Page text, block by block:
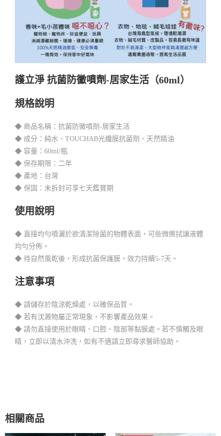
護立淨 抗菌防黴噴劑-居家生活（60ml）
規格說明
◆ 商品名稱：抗菌防黴噴劑-居家生活
◆ 成分：純水、TOUCHAB光纖膜抗菌劑、天然精油
◆ 容量：60ml/瓶
◆ 保存期限：二年
◆ 產地：台灣
◆ 保固：未拆封可享七天鑑賞期
使用說明
◆ 直接均勻噴灑於欲清潔除菌的物體表面，可些微擦拭讓液體
均勻分佈。
◆ 待自然風乾後，形成抗菌保護膜，效力持續5-7天。
注意事項
◆ 請儲存於陰涼乾燥處，以確保品質。
◆ 若有沈澱物屬正常現象，不影響產品效果。
◆ 請勿直接使用於眼睛、口腔、陰部等黏膜處。若不慎觸及眼
睛，立即以清水沖洗，如有不適請立即尋求醫師協助。
相關商品